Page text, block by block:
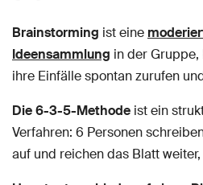
Brainstorming ist eine
Ideensammlung in der
ihre Einfälle spontan zurufen
Die 6-3-5-Methode ist ein
Verfahren: 6 Personen
auf und reichen das Blatt